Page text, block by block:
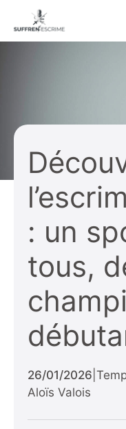
contenu
: un
tous,
26/01/2026
Aloïs Valois